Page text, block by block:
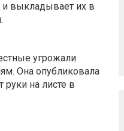
и выкладывает их в
угрожали
Она опубликовала
руки на листе в